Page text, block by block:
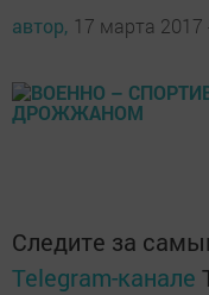
автор, 17 марта 2017
Следите за
Telegram-канале